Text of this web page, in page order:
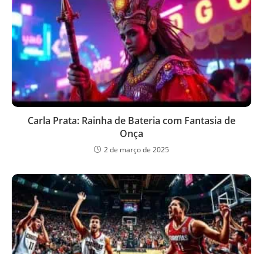
Carla Prata: Rainha de Bateria com Fantasia de
Onça
2 de março de 2025